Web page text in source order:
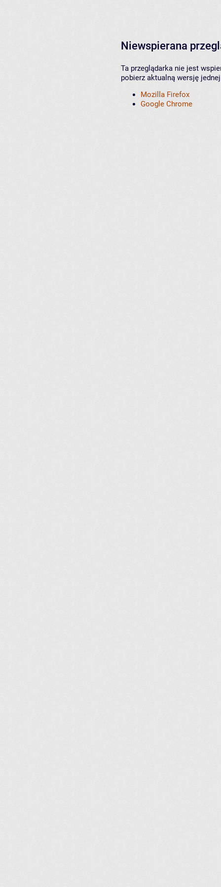
Niewspierana
Ta przeglądarka nie jest
pobierz aktualną wersję
Mozilla Firefox
Google Chrome